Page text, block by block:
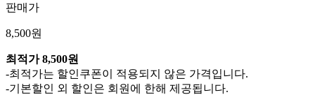
판매가
8,500원
최적가 8,500원
-최적가는 할인쿠폰이 적용되지 않은 가격입니다.
-기본할인 외 할인은 회원에 한해 제공됩니다.